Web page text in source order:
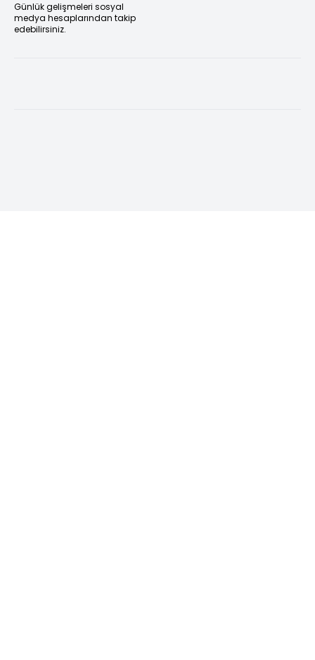
Günlük gelişmeleri sosyal
medya hesaplarından takip
edebilirsiniz.